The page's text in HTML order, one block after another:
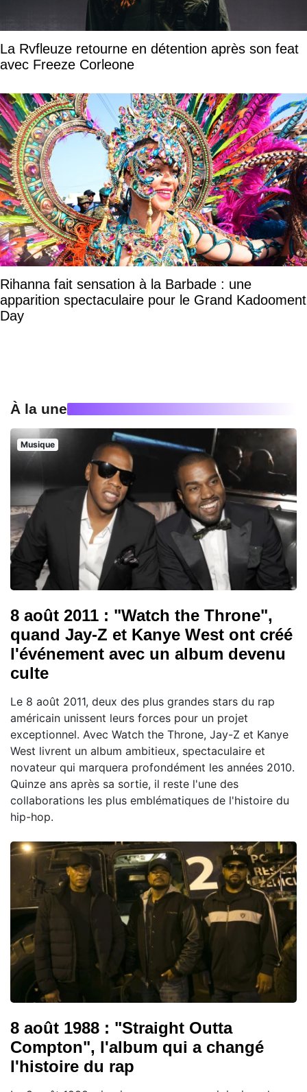
La Rvfleuze retourne en détention après son feat
avec Freeze Corleone
Rihanna fait sensation à la Barbade : une
apparition spectaculaire pour le Grand Kadooment
Day
À la une
Musique
8 août 2011 : "Watch the Throne",
quand Jay-Z et Kanye West ont créé
l'événement avec un album devenu
culte
Le 8 août 2011, deux des plus grandes stars du rap
américain unissent leurs forces pour un projet
exceptionnel. Avec Watch the Throne, Jay-Z et Kanye
West livrent un album ambitieux, spectaculaire et
novateur qui marquera profondément les années 2010.
Quinze ans après sa sortie, il reste l'une des
collaborations les plus emblématiques de l'histoire du
hip-hop.
8 août 1988 : "Straight Outta
Compton", l'album qui a changé
l'histoire du rap